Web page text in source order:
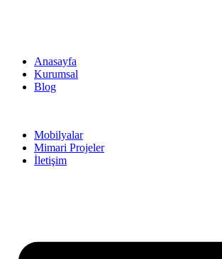
Anasayfa
Kurumsal
Blog
Mobilyalar
Mimari Projeler
İletişim